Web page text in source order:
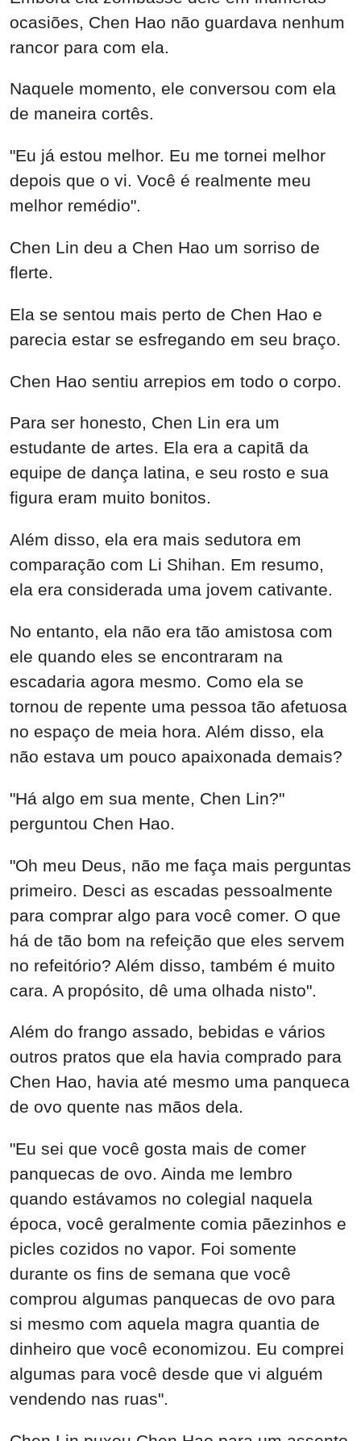
ocasiões, Chen Hao não guardava nenhum
rancor para com ela.
Naquele momento, ele conversou com ela
de maneira cortês.
"Eu já estou melhor. Eu me tornei melhor
depois que o vi. Você é realmente meu
melhor remédio".
Chen Lin deu a Chen Hao um sorriso de
flerte.
Ela se sentou mais perto de Chen Hao e
parecia estar se esfregando em seu braço.
Chen Hao sentiu arrepios em todo o corpo.
Para ser honesto, Chen Lin era um
estudante de artes. Ela era a capitã da
equipe de dança latina, e seu rosto e sua
figura eram muito bonitos.
Além disso, ela era mais sedutora em
comparação com Li Shihan. Em resumo,
ela era considerada uma jovem cativante.
No entanto, ela não era tão amistosa com
ele quando eles se encontraram na
escadaria agora mesmo. Como ela se
tornou de repente uma pessoa tão afetuosa
no espaço de meia hora. Além disso, ela
não estava um pouco apaixonada demais?
"Há algo em sua mente, Chen Lin?"
perguntou Chen Hao.
"Oh meu Deus, não me faça mais perguntas
primeiro. Desci as escadas pessoalmente
para comprar algo para você comer. O que
há de tão bom na refeição que eles servem
no refeitório? Além disso, também é muito
cara. A propósito, dê uma olhada nisto".
Além do frango assado, bebidas e vários
outros pratos que ela havia comprado para
Chen Hao, havia até mesmo uma panqueca
de ovo quente nas mãos dela.
"Eu sei que você gosta mais de comer
panquecas de ovo. Ainda me lembro
quando estávamos no colegial naquela
época, você geralmente comia pãezinhos e
picles cozidos no vapor. Foi somente
durante os fins de semana que você
comprou algumas panquecas de ovo para
si mesmo com aquela magra quantia de
dinheiro que você economizou. Eu comprei
algumas para você desde que vi alguém
vendendo nas ruas".